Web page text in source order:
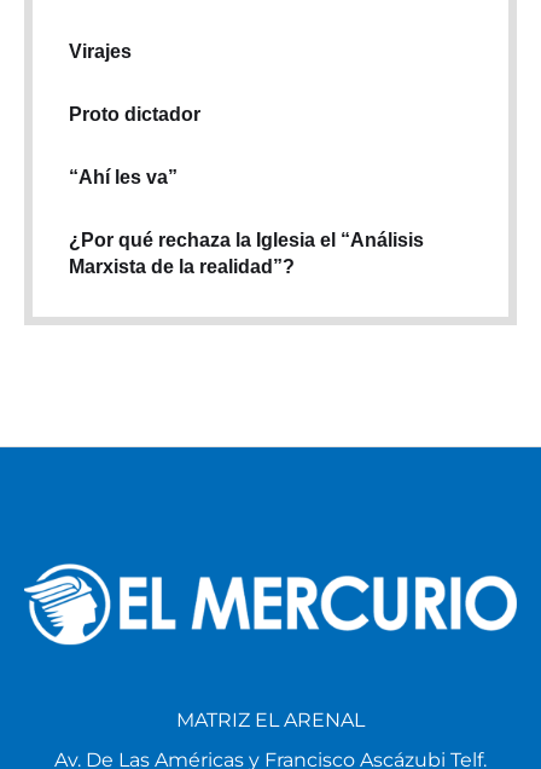
Virajes
Proto dictador
“Ahí les va”
¿Por qué rechaza la Iglesia el “Análisis
Marxista de la realidad”?
MATRIZ EL ARENAL
Av. De Las Américas y Francisco Ascázubi Telf.